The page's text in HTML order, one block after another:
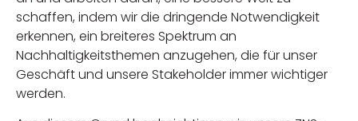
schaffen, indem wir die dringende Notwendigkeit
erkennen, ein breiteres Spektrum an
Nachhaltigkeitsthemen anzugehen, die für unser
Geschäft und unsere Stakeholder immer wichtiger
werden.